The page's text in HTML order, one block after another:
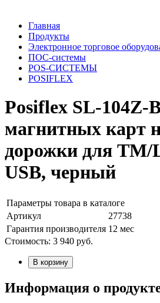
Главная
Продукты
Электронное торговое
ПОС-системы
POS-СИСТЕМЫ
POSIFLEX
Posiflex SL-104Z-
магнитных карт
дорожки для TM/
USB, черный
Параметры товара в каталоге
Артикул
27738
Гарантия производителя 12 мес
Стоимость: 3 940 руб.
В корзину
Информация о